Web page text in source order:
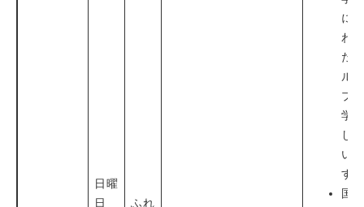
日曜
日
ふれ
に
わ
た
ル
プ
学
し
い
す
国